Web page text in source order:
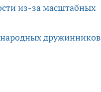
из-за масштабных
дружинников